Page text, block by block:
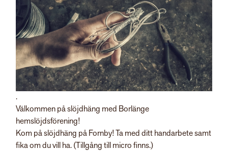
.
Välkommen på slöjdhäng med Borlänge
hemslöjdsförening!
Kom på slöjdhäng på Fornby! Ta med ditt handarbete samt
fika om du vill ha. (Tillgång till micro finns.)